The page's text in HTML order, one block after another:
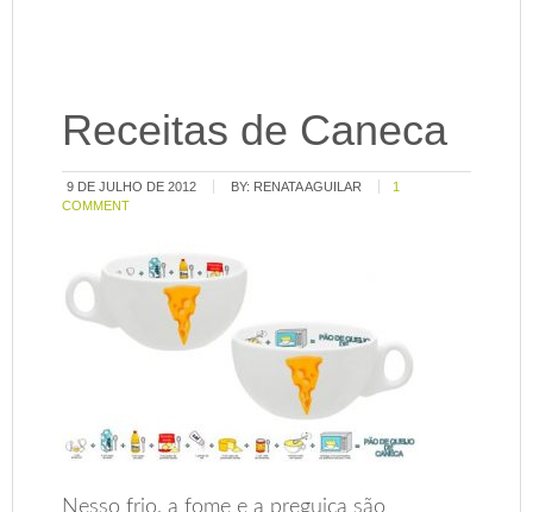
Receitas de Caneca
9 DE JULHO DE 2012 BY: RENATA AGUILAR
1
COMMENT
Nesso frio, a fome e a preguiça são